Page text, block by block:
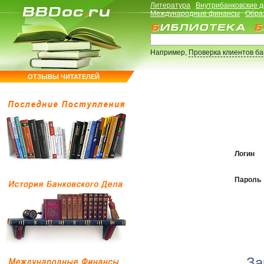
ОТЗЫВЫ ЧИТАТЕЛЕЙ
Литература
Внутрибанковские
Международные финансы
Например,Проверка клиентов
Логин
Пароль